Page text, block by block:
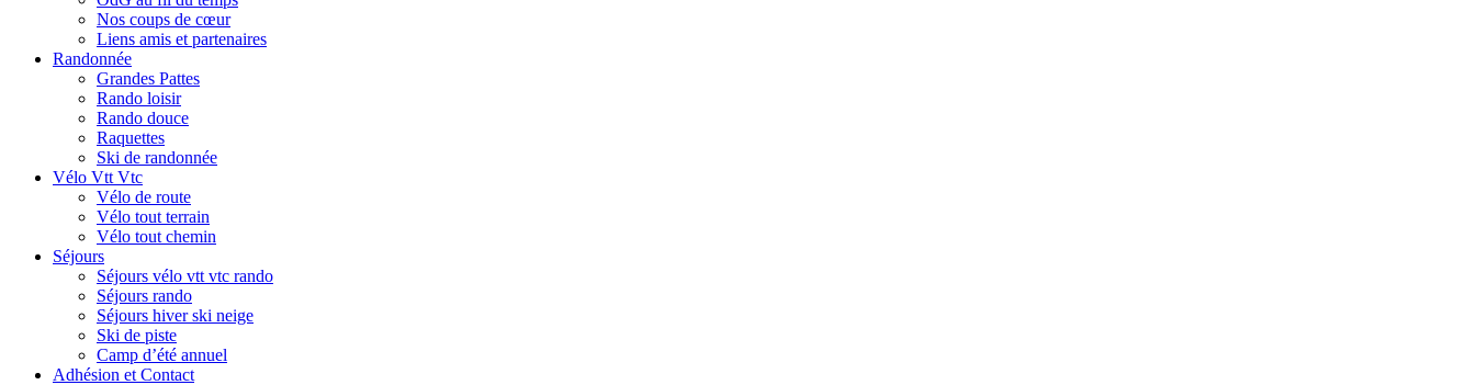
Nos coups de cœur
Liens amis et partenaires
Randonnée
Grandes Pattes
Rando loisir
Rando douce
Raquettes
Ski de randonnée
Vélo Vtt Vtc
Vélo de route
Vélo tout terrain
Vélo tout chemin
Séjours
Séjours vélo vtt vtc rando
Séjours rando
Séjours hiver ski neige
Ski de piste
Camp d’été annuel
Adhésion et Contact